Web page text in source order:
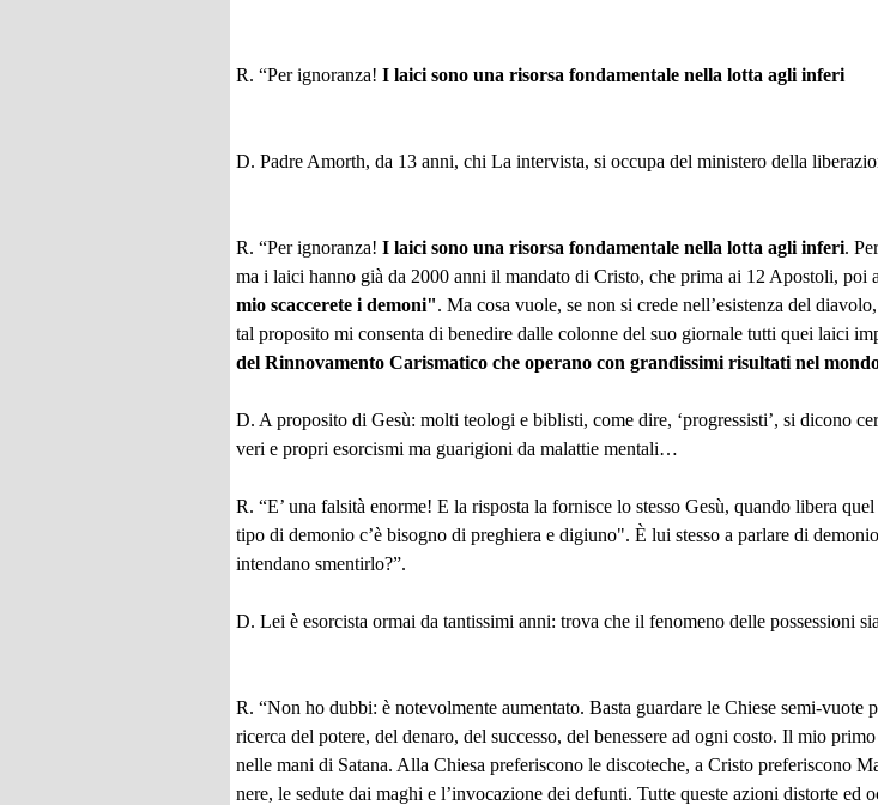
R. “Per ignoranza! I laici sono una risorsa fondamentale nella lotta agli inferi
D. Padre Amorth, da 13 anni, chi La intervista, si occupa del ministero della
R. “Per ignoranza! I laici sono una risorsa fondamentale nella lotta agli inferi.
ma i laici hanno già da 2000 anni il mandato di Cristo, che prima ai 12 Apostoli,
mio scaccerete i demoni". Ma cosa vuole, se non si crede nell’esistenza del
tal proposito mi consenta di benedire dalle colonne del suo giornale tutti quei laici
del Rinnovamento Carismatico che operano con grandissimi risultati nel
D. A proposito di Gesù: molti teologi e biblisti, come dire, ‘progressisti’, si dicono
veri e propri esorcismi ma guarigioni da malattie mentali…
R. “E’ una falsità enorme! E la risposta la fornisce lo stesso Gesù, quando libera
tipo di demonio c’è bisogno di preghiera e digiuno". È lui stesso a parlare di
intendano smentirlo?”.
D. Lei è esorcista ormai da tantissimi anni: trova che il fenomeno delle possessioni
R. “Non ho dubbi: è notevolmente aumentato. Basta guardare le Chiese semi-vuote
ricerca del potere, del denaro, del successo, del benessere ad ogni costo. Il mio
nelle mani di Satana. Alla Chiesa preferiscono le discoteche, a Cristo preferiscono
nere, le sedute dai maghi e l’invocazione dei defunti. Tutte queste azioni distorte